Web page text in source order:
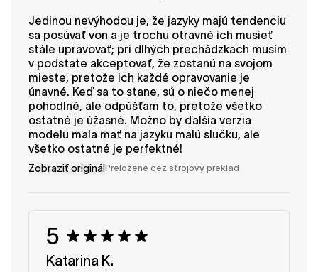
Jedinou nevýhodou je, že jazyky majú tendenciu
sa posúvať von a je trochu otravné ich musieť
stále upravovať; pri dlhých prechádzkach musím
v podstate akceptovať, že zostanú na svojom
mieste, pretože ich každé opravovanie je
únavné. Keď sa to stane, sú o niečo menej
pohodlné, ale odpúšťam to, pretože všetko
ostatné je úžasné. Možno by ďalšia verzia
modelu mala mať na jazyku malú slučku, ale
všetko ostatné je perfektné!
Zobraziť originál Preložené cez strojový preklad
5
Katarina K.